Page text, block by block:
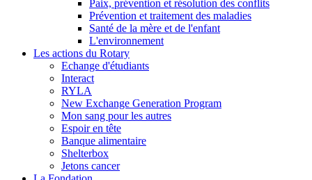
Paix, prévention et résolution des conflits
Prévention et traitement des maladies
Santé de la mère et de l'enfant
L'environnement
Les actions du Rotary
Echange d'étudiants
Interact
RYLA
New Exchange Generation Program
Mon sang pour les autres
Espoir en tête
Banque alimentaire
Shelterbox
Jetons cancer